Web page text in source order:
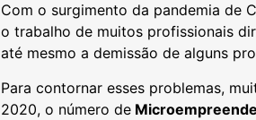
Com o surgimento da pandemia de
o trabalho de muitos profissionais
até mesmo a demissão de alguns
Para contornar esses problemas,
2020, o número de